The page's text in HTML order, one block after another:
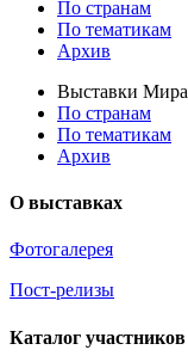
По странам
По тематикам
Архив
Выставки Мира
По странам
По тематикам
Архив
О выставках
Фотогалерея
Пост-релизы
Каталог участников